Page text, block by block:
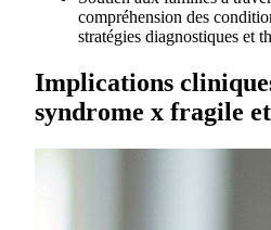
compréhension des
stratégies diagnostiques et
Implications
syndrome x fragile